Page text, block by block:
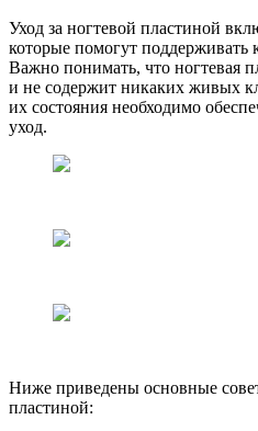
Уход за ногтевой пластиной
которые помогут поддерживать
Важно понимать, что ногтевая
и не содержит никаких живых
их состояния необходимо
уход.
Ниже приведены основные
пластиной: